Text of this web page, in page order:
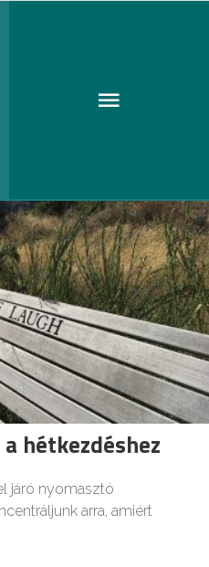
hétkezdéshez
járó nyomasztó
arra, amiért